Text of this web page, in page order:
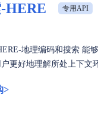
HERE 专用API
地理编码和搜索 能
更好地理解所处上下
>